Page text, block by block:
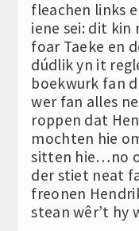
fleachen links
iene sei: dit kin
foar Taeke en
dúdlik yn it
boekwurk fan
wer fan alles
roppen dat
mochten hie
sitten hie…no
der stiet neat
freonen
stean wêr’t hy